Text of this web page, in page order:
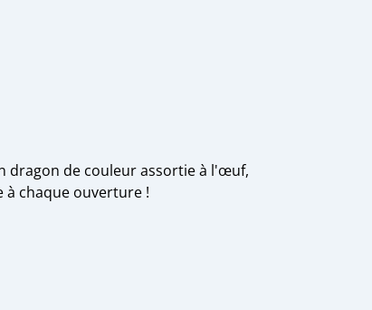
dragon de couleur assortie à l'œuf,
à chaque ouverture !